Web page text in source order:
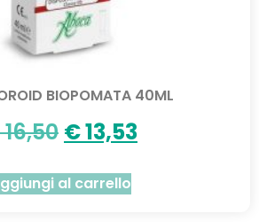
BIOPOMATA 40ML
16,50 €13,53
al carrello